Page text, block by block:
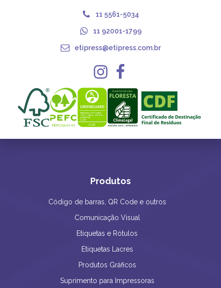
11 5561-5034
11 92001-1799
etipress@etipress.com.br
Produtos
Código de barras, QR Code e outros
Comunicação Visual
Etiquetas e Rótulos
Etiquetas Lacres
Produtos Gráficos
Suprimento para Impressoras